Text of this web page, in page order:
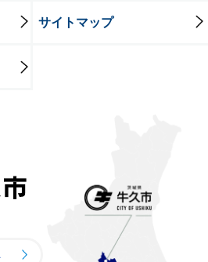
サイトマップ